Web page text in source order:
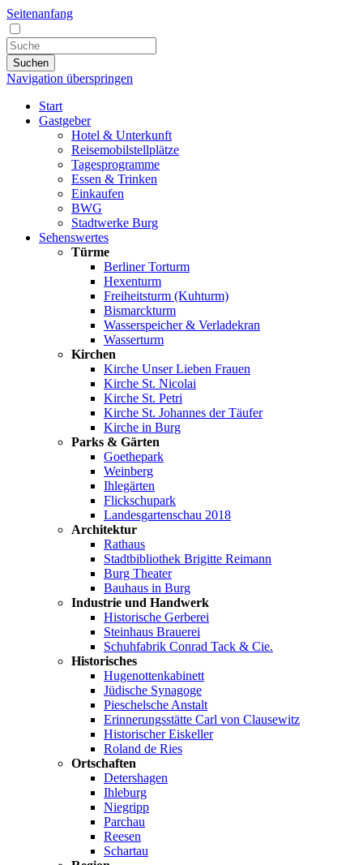
Seitenanfang
Suchen
Navigation überspringen
Start
Gastgeber
Hotel & Unterkunft
Reisemobilstellplätze
Tagesprogramme
Essen & Trinken
Einkaufen
BWG
Stadtwerke Burg
Sehenswertes
Türme
Berliner Torturm
Hexenturm
Freiheitsturm (Kuhturm)
Bismarckturm
Wasserspeicher & Verladekran
Wasserturm
Kirchen
Kirche Unser Lieben Frauen
Kirche St. Nicolai
Kirche St. Petri
Kirche St. Johannes der Täufer
Kirche in Burg
Parks & Gärten
Goethepark
Weinberg
Ihlegärten
Flickschupark
Landesgartenschau 2018
Architektur
Rathaus
Stadtbibliothek Brigitte Reimann
Burg Theater
Bauhaus in Burg
Industrie und Handwerk
Historische Gerberei
Steinhaus Brauerei
Schuhfabrik Conrad Tack & Cie.
Historisches
Hugenottenkabinett
Jüdische Synagoge
Pieschelsche Anstalt
Erinnerungsstätte Carl von Clausewitz
Historischer Eiskeller
Roland de Ries
Ortschaften
Detershagen
Ihleburg
Niegripp
Parchau
Reesen
Schartau